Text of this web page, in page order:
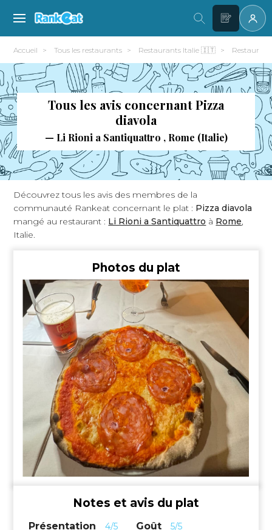
Accueil Tous les restaurants Restaurants Italie 🇮🇹
Tous les avis concernant Pizza
diavola
— Li Rioni a Santiquattro , Rome (Italie)
Découvrez tous les avis des membres de la
communauté Rankeat concernant le plat : Pizza diavola
mangé au restaurant : Li Rioni a Santiquattro à Rome,
Italie.
Photos du plat
Notes et avis du plat
Présentation 4/5 Goût 5/5